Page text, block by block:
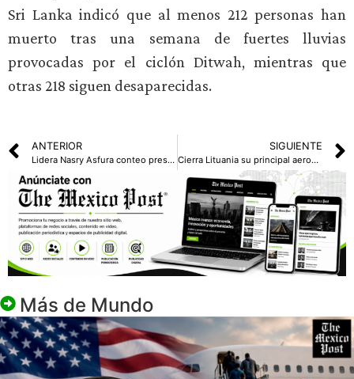
Sri Lanka indicó que al menos 212 personas han
muerto tras una semana de fuertes lluvias
provocadas por el ciclón Ditwah, mientras que
otras 218 siguen desaparecidas.
ANTERIOR
Lidera Nasry Asfura conteo presidencial en Honduras
SIGUIENTE
Cierra Lituania su principal aeropuerto por presencia de globos
Más de Mundo